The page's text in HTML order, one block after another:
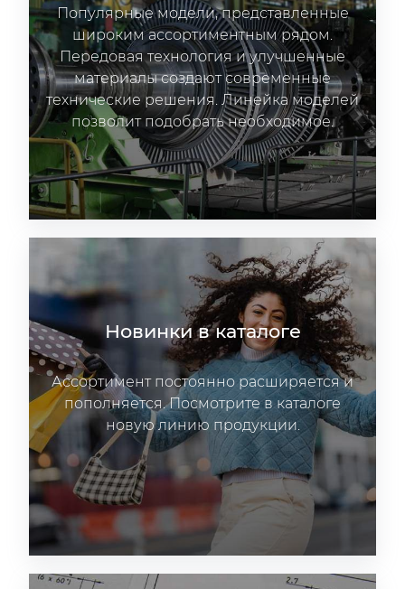
Популярные модели, представленные
широким ассортиментным рядом.
Передовая технология и улучшенные
материалы создают современные
технические решения. Линейка моделей
позволит подобрать необходимое.
Новинки в каталоге
Ассортимент постоянно расширяется и
пополняется. Посмотрите в каталоге
новую линию продукции.